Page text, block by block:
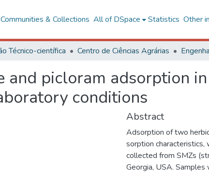
Communities & Collections All of DSpace Statistics Other
Técnico-científica Centro de Ciências Agrárias
and picloram adsorption
conditions
Abstract
Adsorption of two
sorption characteristics,
collected from SMZs
Georgia, USA.